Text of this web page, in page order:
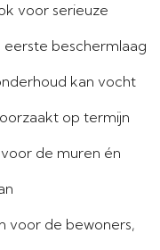
voor serieuze
beschermlaag
kan vocht
op termijn
de muren én
voor de bewoners,